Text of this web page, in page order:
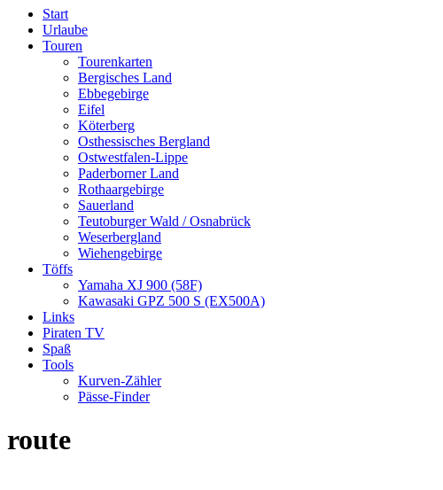
page
opens
page
opens
page
opens
Start
Urlaube
Touren
Tourenkarten
Bergisches Land
Ebbegebirge
Eifel
Köterberg
Osthessisches Bergland
Ostwestfalen-Lippe
Paderborner Land
Rothaargebirge
Sauerland
Teutoburger Wald / Osnabrück
Weserbergland
Wiehengebirge
Töffs
Yamaha XJ 900 (58F)
Kawasaki GPZ 500 S (EX500A)
Links
Piraten TV
Spaß
Tools
Kurven-Zähler
Pässe-Finder
route